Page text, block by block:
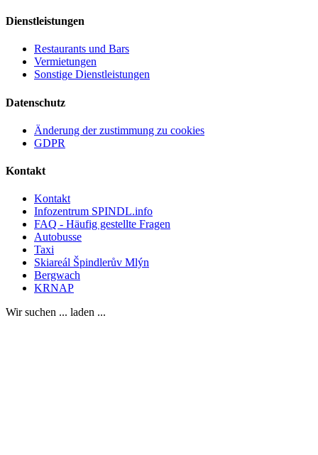
Dienstleistungen
Restaurants und Bars
Vermietungen
Sonstige Dienstleistungen
Datenschutz
Änderung der zustimmung zu cookies
GDPR
Kontakt
Kontakt
Infozentrum SPINDL.info
FAQ - Häufig gestellte Fragen
Autobusse
Taxi
Skiareál Špindlerův Mlýn
Bergwach
KRNAP
Wir suchen ... laden ...